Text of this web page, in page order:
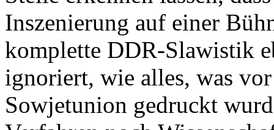
Inszenierung auf einer
komplette DDR-Slawistik
ignoriert, wie alles, was
Sowjetunion gedruckt